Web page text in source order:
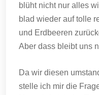
blüht nicht nur alles
blad wieder auf tolle
und Erdbeeren
Aber dass bleibt uns
Da wir diesen
stelle ich mir die